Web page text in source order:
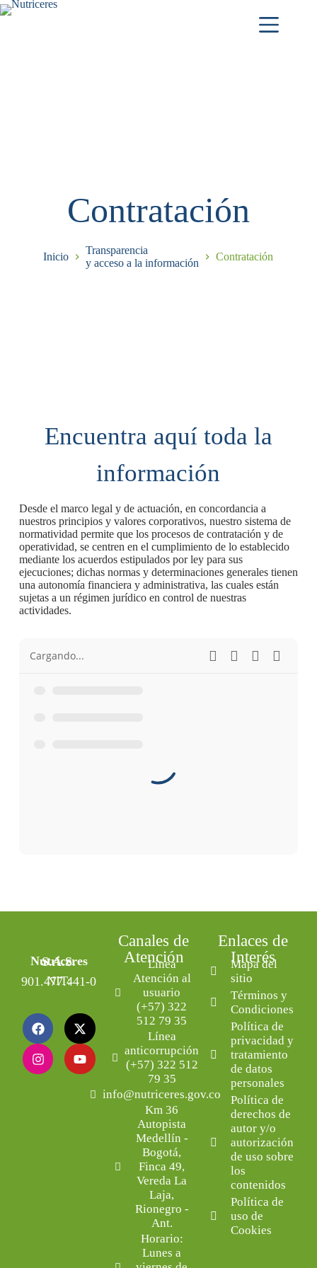
Contratación
Inicio
Transparencia
y acceso a la información
Contratación
Encuentra aquí toda la
información
Desde el marco legal y de actuación, en concordancia a
nuestros principios y valores corporativos, nuestro sistema de
normatividad permite que los procesos de contratación y de
operatividad, se centren en el cumplimiento de lo establecido
mediante los acuerdos estipulados por ley para sus
ejecuciones; dichas normas y determinaciones generales tienen
una autonomía financiera y administrativa, las cuales están
sujetas a un régimen jurídico en control de nuestras
actividades.
Cargando...
Nutriceres S.A.S.
NIT: 901.477.441-0
Canales de
Atención
Línea
Atención al
usuario
(+57) 322
512 79 35
Línea
anticorrupción
(+57) 322 512
79 35
info@nutriceres.gov.co
Km 36
Autopista
Medellín -
Bogotá,
Finca 49,
Vereda La
Laja,
Rionegro -
Ant.
Horario:
Lunes a
Enlaces de
Interés
Mapa del
sitio
Términos y
Condiciones
Política de
privacidad y
tratamiento
de datos
personales
Política de
derechos de
autor y/o
autorización
de uso sobre
los
contenidos
Política de
uso de
Cookies